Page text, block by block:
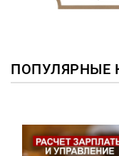
ПОПУЛЯРНЫЕ